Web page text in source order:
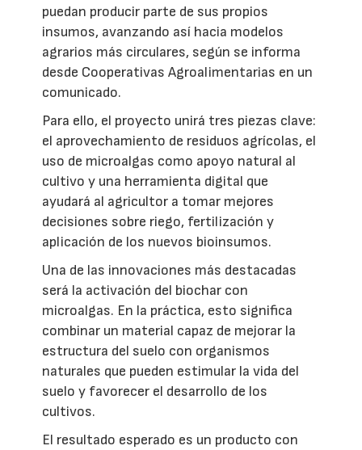
puedan producir parte de sus propios
insumos, avanzando así hacia modelos
agrarios más circulares, según se informa
desde Cooperativas Agroalimentarias en un
comunicado.
Para ello, el proyecto unirá tres piezas clave:
el aprovechamiento de residuos agrícolas, el
uso de microalgas como apoyo natural al
cultivo y una herramienta digital que
ayudará al agricultor a tomar mejores
decisiones sobre riego, fertilización y
aplicación de los nuevos bioinsumos.
Una de las innovaciones más destacadas
será la activación del biochar con
microalgas. En la práctica, esto significa
combinar un material capaz de mejorar la
estructura del suelo con organismos
naturales que pueden estimular la vida del
suelo y favorecer el desarrollo de los
cultivos.
El resultado esperado es un producto con